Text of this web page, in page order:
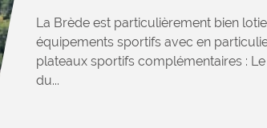
La Brède est particulièrement bien
équipements sportifs avec en
plateaux sportifs complémentaires :
du...